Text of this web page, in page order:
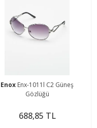
Enox Enx-1011l C2 Güneş
Gözlüğü
688,85 TL